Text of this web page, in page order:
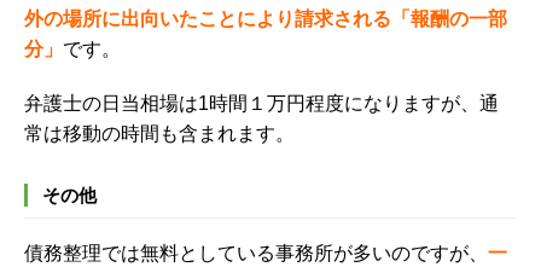
外の場所に出向いたことにより請求される「報酬の一部
分」 です。
弁護士の日当相場は1時間１万円程度になりますが、通
常は移動の時間も含まれます。
その他
債務整理では無料としている事務所が多いのですが、 一